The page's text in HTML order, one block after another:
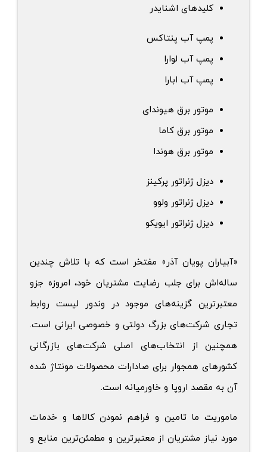
کلیدهای اشنایدر
پمپ آب پنتاکس
پمپ آب لوارا
پمپ آب ابارا
موتور برق هیوندای
موتور برق کاما
موتور برق هوندا
دیزل ژنراتور پرکینز
دیزل ژنراتور ولوو
دیزل ژنراتور ایویکو
«آبیاران پویان آذر» مفتخر است که با تلاش چندین
ساله‌اش برای جلب رضایت مشتریان خود، امروزه جزو
معتبرترین گزینه‌های موجود در وندور لیست روابط
تجاری شرکت‌های بزرگ دولتی و خصوصی ایرانی است.
همچنین از انتخاب‌های اصلی شرکت‌های بازرگانی
کشورهای همجوار برای صادارات محصولات مونتاژ شده
آن به مقصد اروپا و خاورمیانه است.
ماموریت ما تامین و فراهم نمودن کالاها و خدمات
مورد نیاز مشتریان از معتبرترین و مطمئن‌‌ترین منابع و